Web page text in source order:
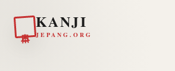
KANJI
JEPANG.ORG